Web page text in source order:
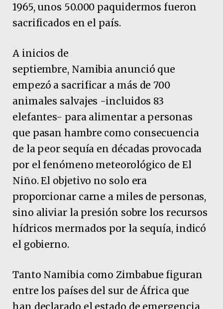
1965, unos 50.000 paquidermos fueron
sacrificados en el país.
A inicios de
septiembre, Namibia anunció que
empezó a sacrificar a más de 700
animales salvajes -incluidos 83
elefantes- para alimentar a personas
que pasan hambre como consecuencia
de la peor sequía en décadas provocada
por el fenómeno meteorológico de El
Niño. El objetivo no solo era
proporcionar carne a miles de personas,
sino aliviar la presión sobre los recursos
hídricos mermados por la sequía, indicó
el gobierno.
Tanto Namibia como Zimbabue figuran
entre los países del sur de África que
han declarado el estado de emergencia